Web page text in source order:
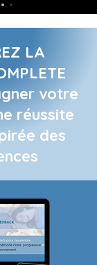
LA
votre
réussite
des